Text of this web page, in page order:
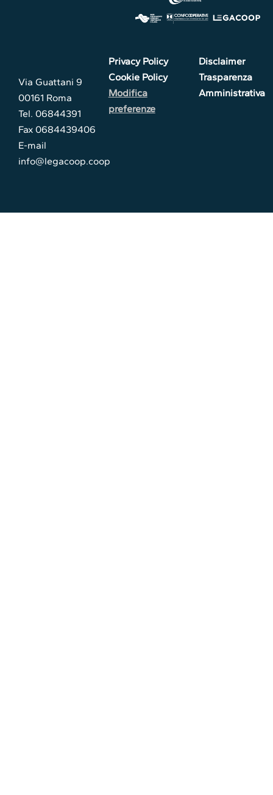
Via Guattani 9
00161 Roma
Tel. 06844391
Fax 0684439406
E-mail
info@legacoop.coop
Privacy Policy
Cookie Policy
Modifica
preferenze
Disclaimer
Trasparenza
Amministrativa